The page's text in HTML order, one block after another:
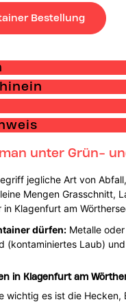
Bestellung
unter Grün-
jegliche Art von
Mengen Grasschnitt,
Klagenfurt am
dürfen:Metalle oder
(kontaminiertes Laub)
in Klagenfurt am
es ist die Hecken,